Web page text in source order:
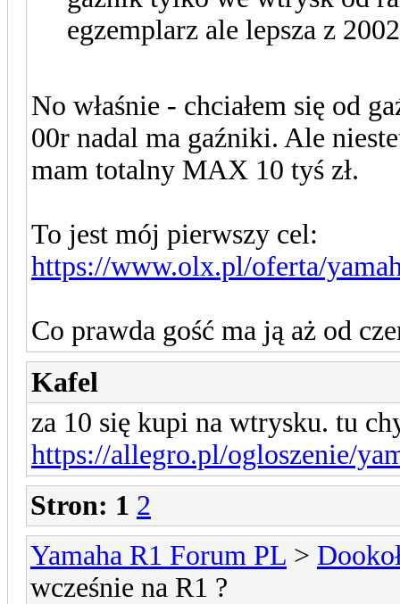
egzemplarz ale lepsza z
No właśnie - chciałem się od
00r nadal ma gaźniki. Ale
mam totalny MAX 10 tyś zł.
To jest mój pierwszy cel:
https://www.olx.pl/oferta/
Co prawda gość ma ją aż od
Kafel
za 10 się kupi na wtrysku. tu
https://allegro.pl/ogloszenie/
Stron: 1 2
Yamaha R1 Forum PL >
wcześnie na R1 ?